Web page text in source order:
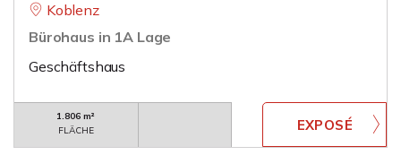
Koblenz
Bürohaus in 1A Lage
Geschäftshaus
1.806 m²
FLÄCHE